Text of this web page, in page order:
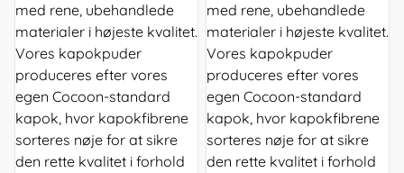
med rene, ubehandlede
materialer i højeste kvalitet.
Vores kapokpuder
produceres efter vores
egen Cocoon-standard
kapok, hvor kapokfibrene
sorteres nøje for at sikre
den rette kvalitet i forhold
med rene, ubehandlede
materialer i højeste kvalitet.
Vores kapokpuder
produceres efter vores
egen Cocoon-standard
kapok, hvor kapokfibrene
sorteres nøje for at sikre
den rette kvalitet i forhold